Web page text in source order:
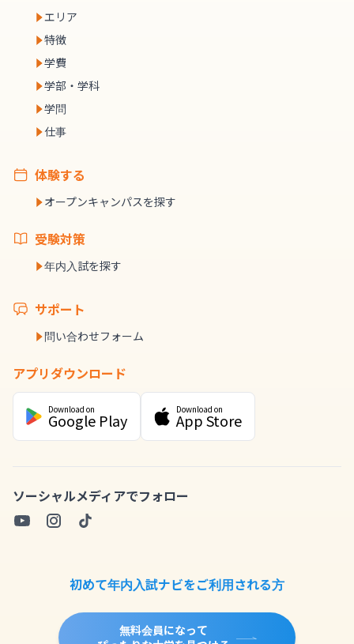
エリア
特徴
学費
学部・学科
学問
仕事
体験する
オープンキャンパスを探す
受験対策
年内入試を探す
サポート
問い合わせフォーム
アプリダウンロード
Download on
Google Play
Download on
App Store
ソーシャルメディアでフォロー
初めて年内入試ナビをご利用される方
無料会員になって